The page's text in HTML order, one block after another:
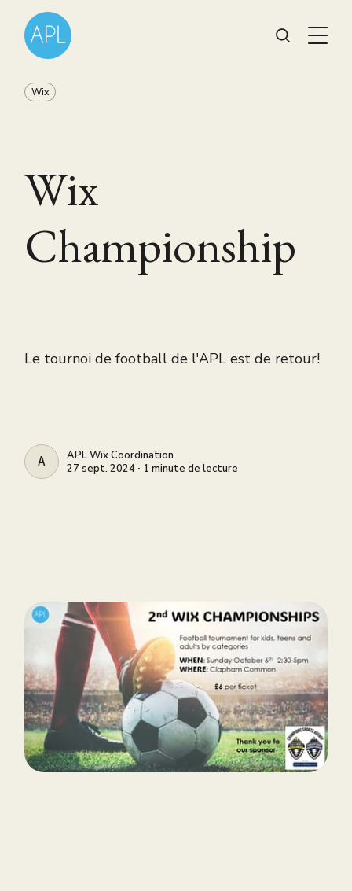
Wix
Wix
Championship
Le tournoi de football de l'APL est de retour!
APL WIX COORDINATION
APL Wix Coordination
27 sept. 2024 ∙ 1 minute de lecture